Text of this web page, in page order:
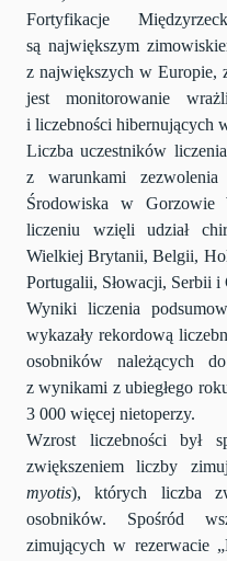
Fortyfikacje
są największym
z największych w Europie,
jest monitorowanie
i liczebności hibernujących
Liczba uczestników
z warunkami
Środowiska w Gorzowie
liczeniu wzięli udział
Wielkiej Brytanii, Belgii,
Portugalii, Słowacji, Serbii i
Wyniki liczenia
wykazały rekordową
osobników należących
z wynikami z ubiegłego
3 000 więcej nietoperzy.
Wzrost liczebności był
zwiększeniem liczby
myotis), których liczba
osobników. Spośród
zimujących w rezerwacie